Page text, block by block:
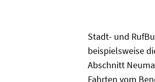
Stadt- und
beispielsweise
Abschnitt
Fahrten vom